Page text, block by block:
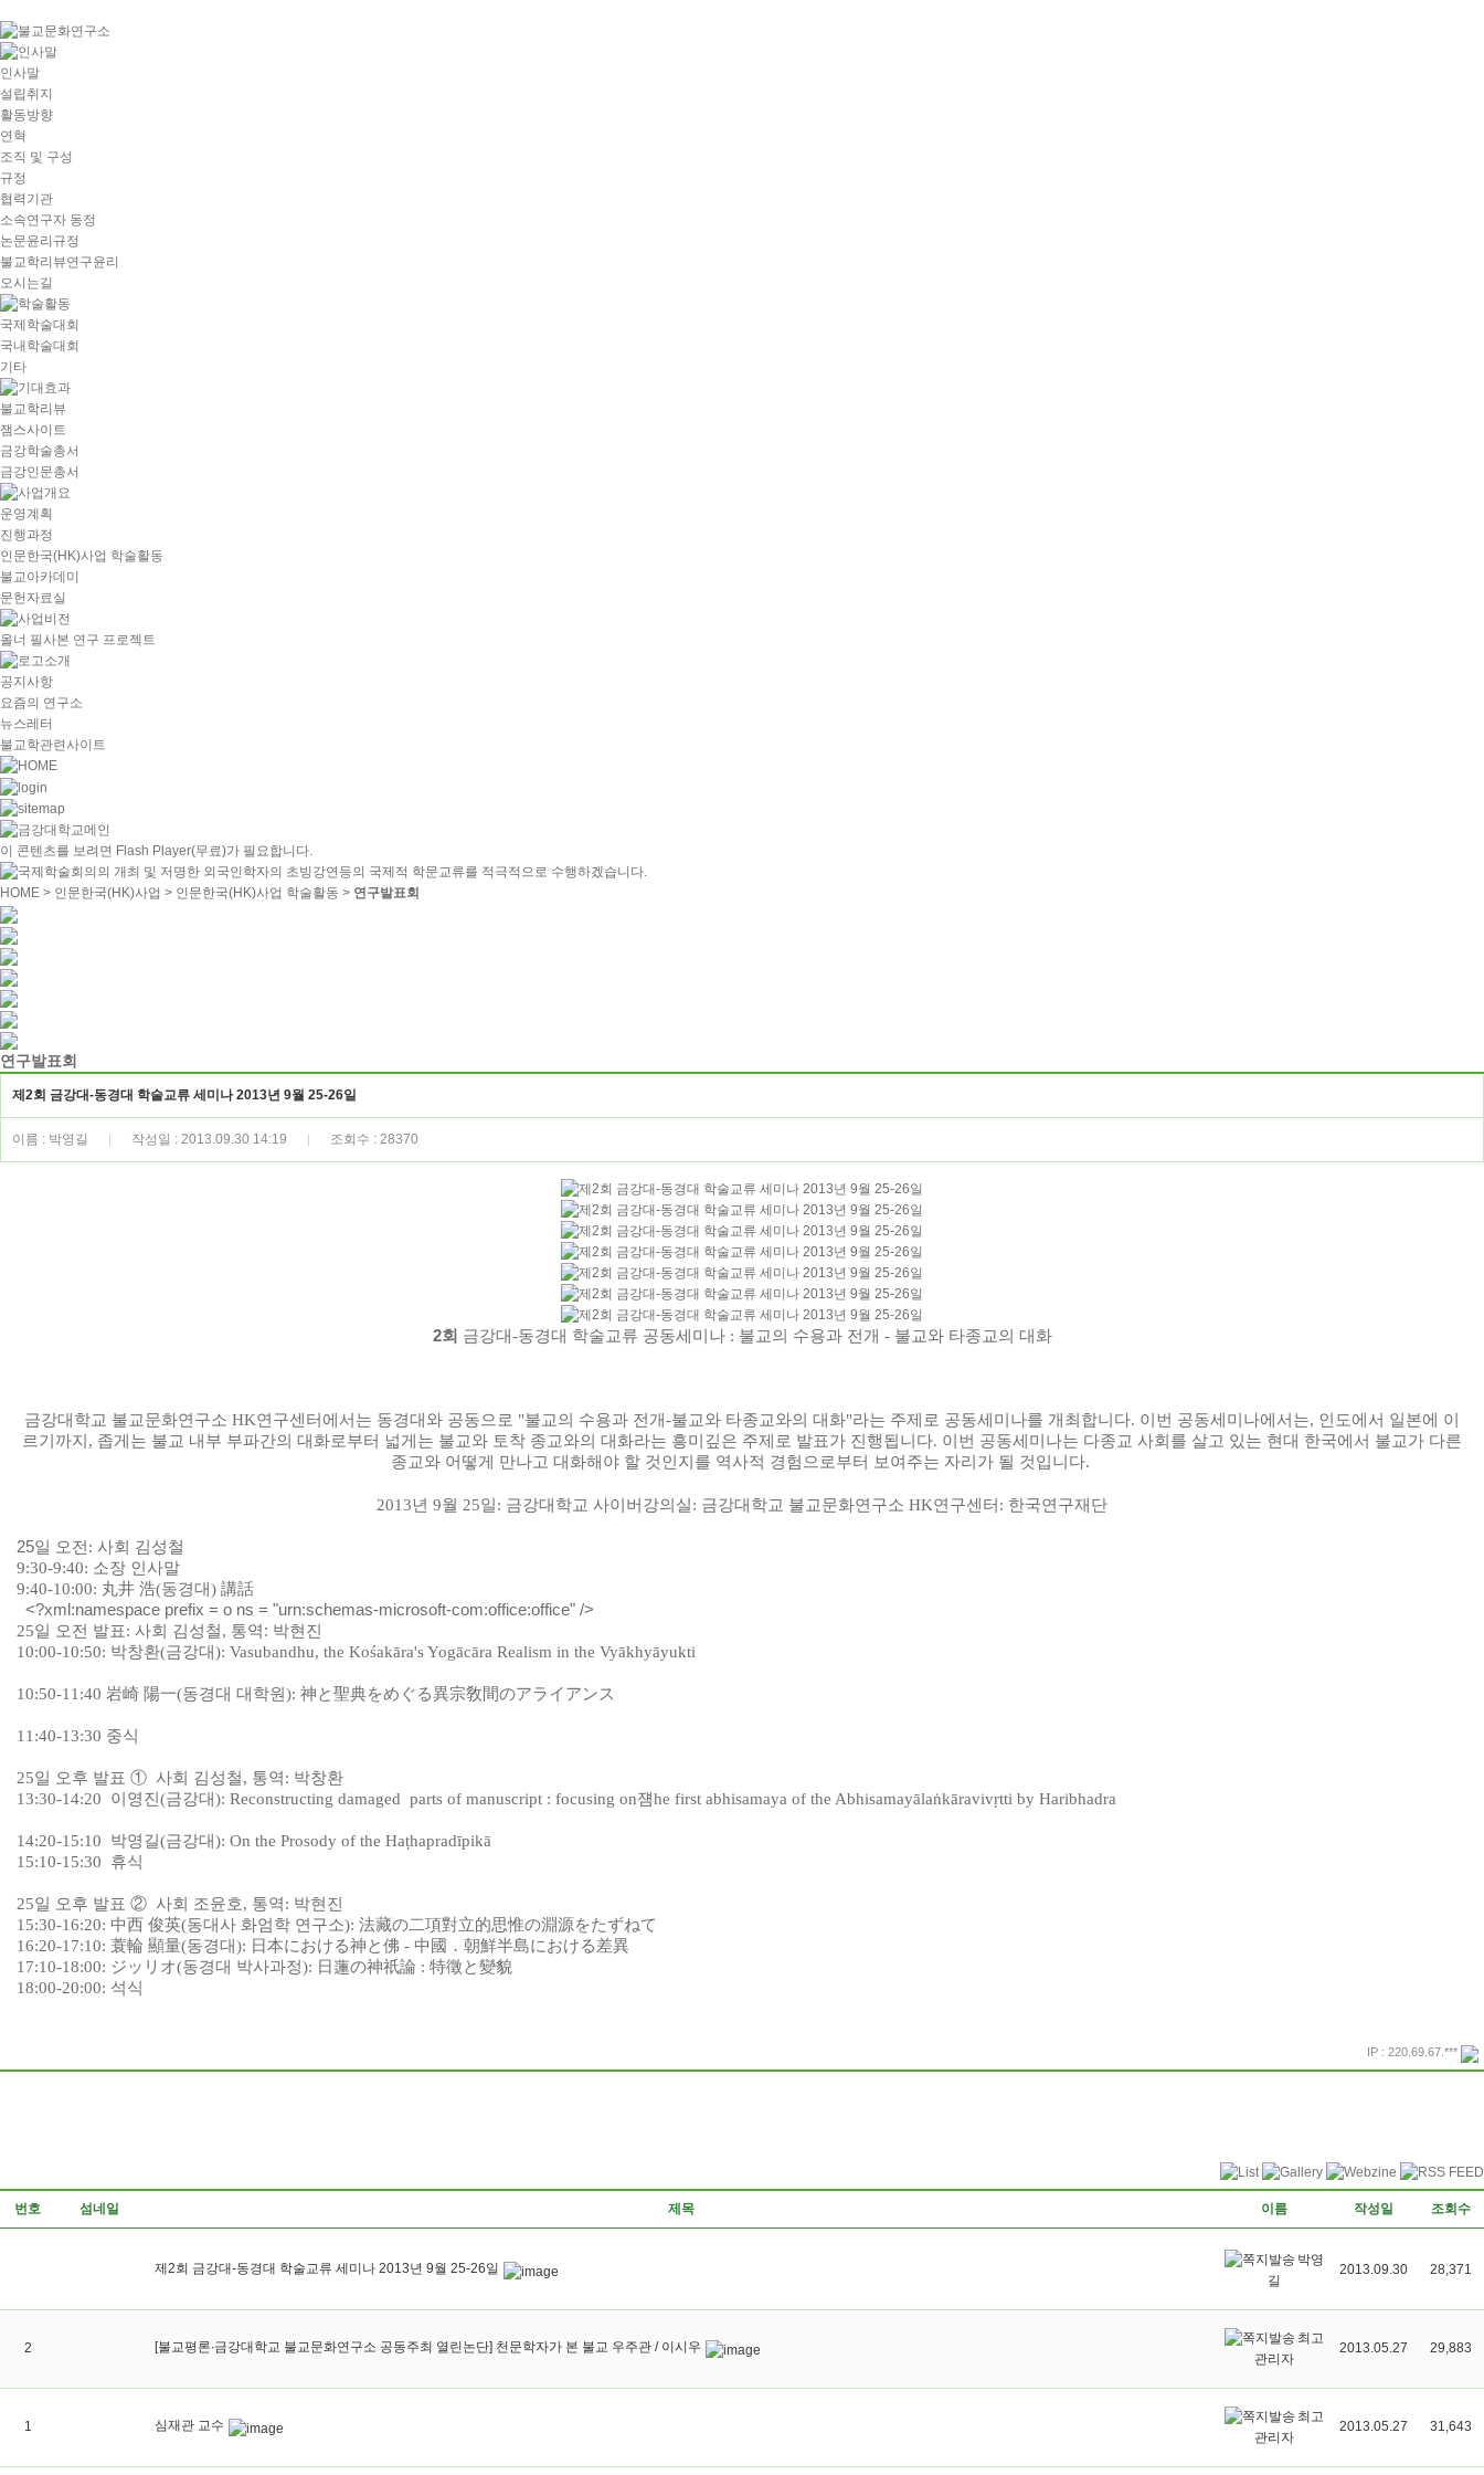
Local
Navigation
goto
Service
goto
copyright
인사말
설립취지
활동방향
연혁
조직 및 구성
규정
협력기관
소속연구자 동정
논문윤리규정
불교학리뷰연구윤리
오시는길
국제학술대회
국내학술대회
기타
불교학리뷰
잼스사이트
금강학술총서
금강인문총서
운영계획
진행과정
인문한국(HK)사업 학술활동
불교아카데미
문헌자료실
올너 필사본 연구 프로젝트
공지사항
요즘의 연구소
뉴스레터
불교학관련사이트
이 콘텐츠를 보려면 Flash Player(무료)가 필요합니다.
HOME > 인문한국(HK)사업 > 인문한국(HK)사업 학술활동 > 연구발표회
연구발표회
제2회 금강대-동경대 학술교류 세미나 2013년 9월 25-26일
이름 : 박영길 작성일 : 2013.09.30 14:19 조회수 : 28370
2회 금강대-동경대 학술교류 공동세미나: 불교의 수용과 전개 - 불교와 타종교의 대화
금강대학교 불교문화연구소 HK연구센터에서는 동경대와 공동으로 "불교의 수용과 전개-불교와 타종교와의 대화"라는 주제로 공동세미나를 개최합니다. 이번 공동세미나에서는, 인도에서 일본에 이
르기까지 , 좁게는 불교 내부 부파간의 대화로부터 넓게는 불교와 토착 종교와의 대화라는 흥미깊은 주제로 발표가 진행됩니다. 이번 공동세미나는 다종교 사회를 살고 있는 현대 한국에서 불교가 다른
종교와 어떻게 만나고 대화해야 할 것인지를 역사적 경험으로부터 보여주는 자리가 될 것입니다.
2013년 9월 25일: 금강대학교 사이버강의실: 금강대학교 불교문화연구소 HK연구센터 : 한국연구재단
25일 오전: 사회 김성철
9:30-9:40: 소장 인사말
9:40-10:00: 丸井 浩(동경대) 講話
<?xml:namespace prefix = o ns = "urn:schemas-microsoft-com:office:office" />
25일 오전 발표: 사회 김성철, 통역: 박현진
10:00-10:50: 박창환(금강대): Vasubandhu, the Kośakāra's Yogācāra Realism in the Vyākhyāyukti
10:50-11:40 岩崎 陽一(동경대 대학원): 神と聖典をめぐる異宗敎間のアライアンス
11:40-13:30 중식
25일 오후 발표 ① 사회 김성철, 통역: 박창환
13:30-14:20 이영진(금강대): Reconstructing damaged parts of manuscript : focusing on쟴he first abhisamaya of the Abhisamayālaṅkāravivṛtti by Haribhadra
14:20-15:10 박영길(금강대): On the Prosody of the Haṭhapradīpikā
15:10-15:30 휴식
25일 오후 발표 ② 사회 조윤호, 통역: 박현진
15:30-16:20: 中西 俊英(동대사 화엄학 연구소): 法藏の二項對立的思惟の淵源をたずねて
16:20-17:10: 蓑輪 顯量(동경대): 日本における神と佛 - 中國 ․ 朝鮮半島における差異
17:10-18:00: ジッリオ(동경대 박사과정): 日蓮の神祇論 : 特徵と變貌
18:00-20:00: 석식
IP : 220.69.67.***
번호 섬네일 제목 이름 작성일 조회수
제2회 금강대-동경대 학술교류 세미나 2013년 9월 25-26일
박영
길
2013.09.30 28,371
2 [불교평론∙금강대학교 불교문화연구소 공동주최 열린논단] 천문학자가 본 불교 우주관 / 이시우
최고
관리자
2013.05.27 29,883
1 심재관 교수
최고
관리자
2013.05.27 31,643